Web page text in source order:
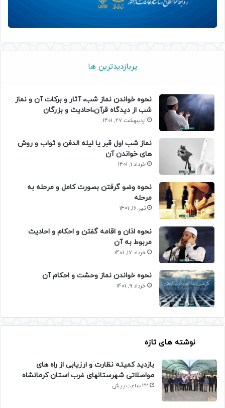
پربازدیدترین ها
نحوه خواندن نماز شب، آثار و برکات آن و نماز
شب از دیدگاه قرآن،احادیث و بزرگان
اردیبهشت 27, 1401
نماز شب اول قبر یا لیله الدفن و ثواب و روش
های خواندن آن
خرداد 1, 1401
نحوه وضو گرفتن بصورت کامل و مرحله به
مرحله
تیر 16, 1401
نحوه اذان و اقامه گفتن و احکام و احادیث
مربوط به آن
خرداد 17, 1401
نحوه خواندن نماز وحشت و احکام آن
خرداد 9, 1401
نوشته های تازه
بازدید کمیته نظارت و ارزیابی از راه های
مواصلاتی شهرستانهای غرب استان کرمانشاه
22 ساعت پیش